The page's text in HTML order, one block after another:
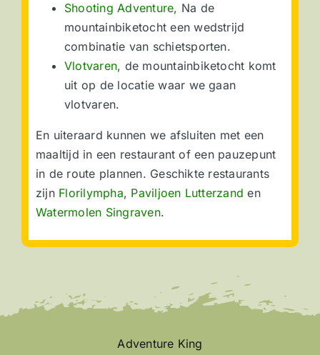
Shooting Adventure, Na de
mountainbiketocht een wedstrijd
combinatie van schietsporten.
Vlotvaren, de mountainbiketocht komt
uit op de locatie waar we gaan
vlotvaren.
En uiteraard kunnen we afsluiten met een
maaltijd in een restaurant of een pauzepunt
in de route plannen. Geschikte restaurants
zijn Florilympha, Paviljoen Lutterzand en
Watermolen Singraven.
Adventure King